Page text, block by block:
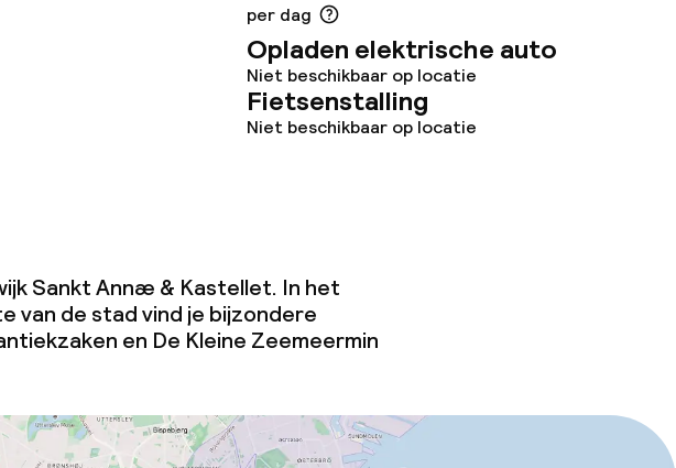
per dag
Opladen elektrische auto
Niet beschikbaar op locatie
Fietsenstalling
Niet beschikbaar op locatie
Sankt Annæ & Kastellet. In het
van de stad vind je bijzondere
en De Kleine Zeemeermin